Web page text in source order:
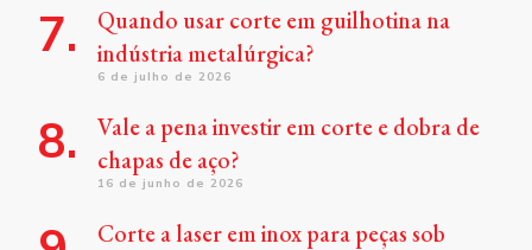
Quando usar corte em guilhotina na
indústria metalúrgica?
6 de julho de 2026
Vale a pena investir em corte e dobra de
chapas de aço?
16 de junho de 2026
Corte a laser em inox para peças sob